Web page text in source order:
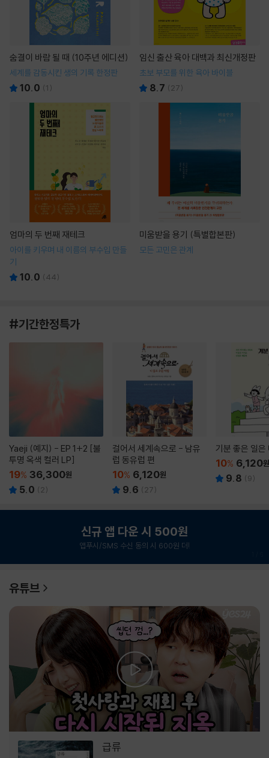
숨결이 바람 될 때 (10주년 에디션)
세계를 감동시킨 생의 기록 한정판
10.0 (1 )
임신 출산 육아 대백과 최신개정판
초보 부모를 위한 육아 바이블
8.7 ( 27)
엄마의 두 번째 재테크
아이를 키우며 내 이름의 부수입 만들
기
10.0 (44)
미움받을 용기 (특별합본판)
모든 고민은 관계
#기간한정특가
Yaeji (예지) - EP 1+2 [불
투명 옥색 컬러 LP]
19% 36,300원
5.0 ( 2)
걸어서 세계속으로 - 남유
럽 동유럽 편
10% 6,120원
9.6 ( 27)
기분 좋은 일은
10% 6,120원
9.8 (9)
신규 앱 다운 시 500원
앱푸시/SMS 수신 동의 시 600원 더!
유튜브
급류